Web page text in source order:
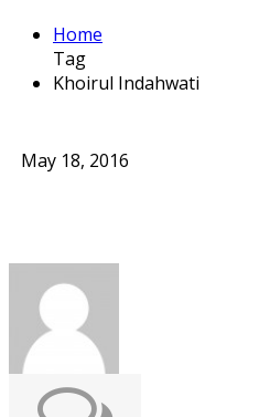
Home
Tag
Khoirul Indahwati
May 18, 2016